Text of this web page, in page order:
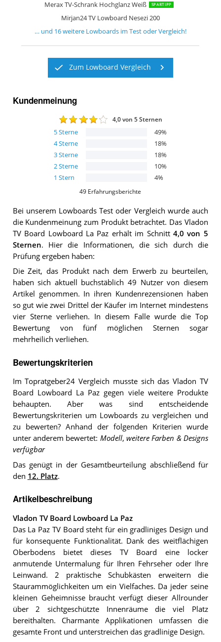
Merax TV-Schrank Hochglanz Weiß
SPARTIPP
Mirjan24 TV Lowboard Nesezi 200
… und 16weitere Lowboardsim Test oder Vergleich!
Zum Lowboard Vergleich
Kundenmeinung
4,0von 5 Sternen
5Sterne 49%
4Sterne 18%
3Sterne 18%
2Sterne 10%
1 Stern 4%
49 Erfahrungsberichte
Bei unserem Lowboards Test oder Vergleich wurde auch
die Kundenmeinung zum Produkt betrachtet. Das Vladon
TV Board Lowboard La Paz erhält im Schnitt4,0 von 5
Sternen. Hier die Informationen, die sich durch die
Prüfung ergeben haben:
Die Zeit, das Produkt nach dem Erwerb zu beurteilen,
haben sich aktuell buchstäblich 49 Nutzer von diesem
Artikel genommen. In ihren Kundenrezensionen haben
so gut wie zwei Drittel der Käufer im Internet mindestens
vier Sterne verliehen. In diesem Falle wurde die Top
Bewertung von fünf möglichen Sternen sogar
mehrheilich verliehen.
Bewertungskriterien
Im Topratgeber24 Vergleich musste sich das Vladon TV
Board Lowboard La Paz gegen viele weitere Produkte
behaupten. Aber was sind entscheidende
Bewertungskriterien um Lowboards zu vergleichen und
zu bewerten? Anhand der folgenden Kriterien wurde
unter anderem bewertet: Modell, weitere Farben & Designs
verfügbar
Das genügt in der Gesamtbeurteilung abschließend für
den 12. Platz.
Artikelbeschreibung
Vladon TV Board Lowboard La Paz
Das La Paz TV Board steht für ein gradliniges Design und
für konsequente Funktionalität. Dank des weitflächigen
Oberbodens bietet dieses TV Board eine locker
anmutende Untermalung für Ihren Fehrseher oder Ihre
Leinwand. 2 praktische Schubkästen erweitern die
Staurammöglichkeiten um ein Vielfaches. Da jeder seine
kleinen Geheimnisse braucht verfügt dieser Allrounder
über 2 sichtgeschützte Innenräume die viel Platz
bereithalten. Charmante Applikationen umfassen die
gesamte Front und unterstreichen das gradlinige Design.